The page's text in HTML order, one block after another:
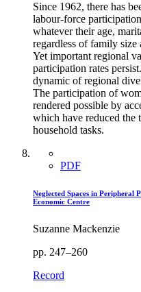
Since 1962, there has
labour-force
whatever their age,
regardless of family size
Yet important regional
participation rates
dynamic of regional
The participation of
rendered possible by
which have reduced the
household tasks.
PDF
Neglected Spaces in Peripheral
Economic Centre
Suzanne Mackenzie
pp. 247–260
Record